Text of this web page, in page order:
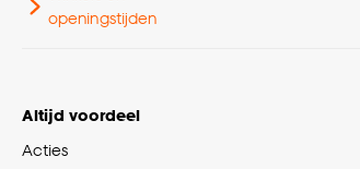
openingstijden
Altijd voordeel
Acties